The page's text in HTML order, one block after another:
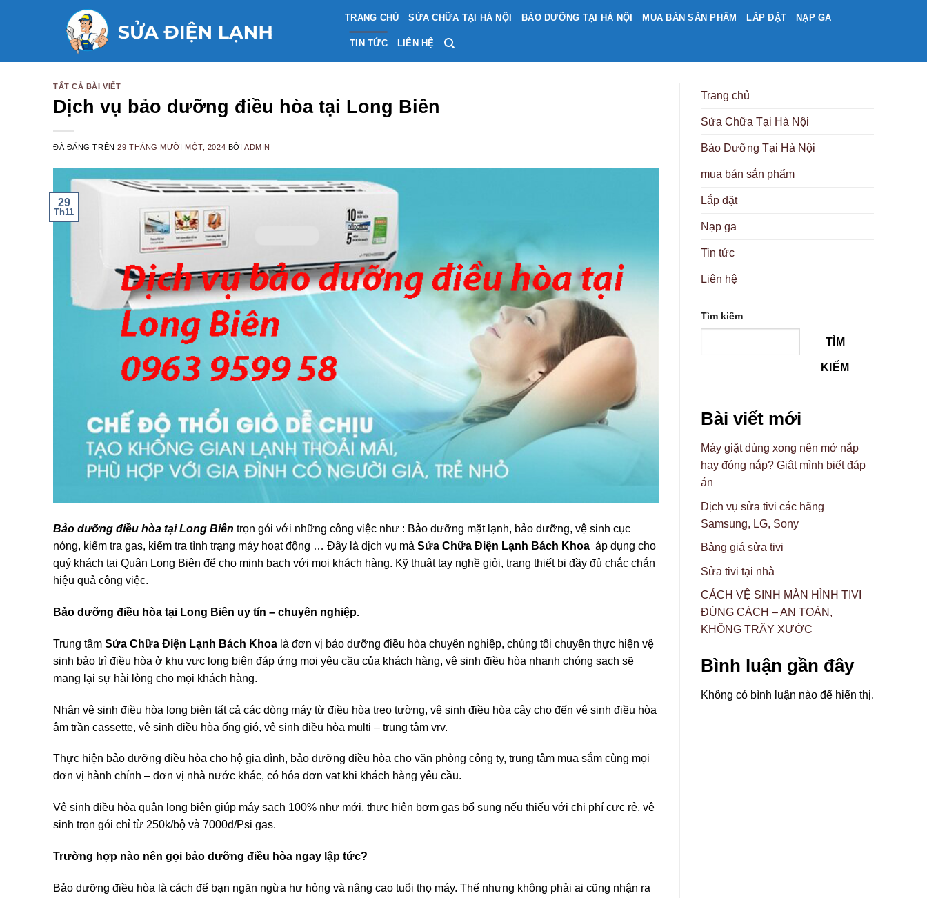
dung
TRANG CHỦ SỬA CHỮA TẠI HÀ NỘI BẢO DƯỠNG TẠI HÀ NỘI MUA BÁN SẲN PHẨM LẮP ĐẶT NẠP GA
TIN TỨC LIÊN HỆ
TẤT CẢ BÀI VIẾT
Dịch vụ bảo dưỡng điều hòa tại Long Biên
ĐÃ ĐĂNG TRÊN29 THÁNG MƯỜI MỘT, 2024 BỞI ADMIN
29
Th11
Bảo dưỡng điều hòa tại Long Biên trọn gói với những công việc như : Bảo dưỡng mặt lạnh, bảo dưỡng, vệ sinh cục
nóng, kiểm tra gas, kiểm tra tình trạng máy hoạt động … Đây là dịch vụ mà Sửa Chữa Điện Lạnh Bách Khoa áp dụng cho
quý khách tại Quận Long Biên để cho minh bạch với mọi khách hàng. Kỹ thuật tay nghề giỏi, trang thiết bị đầy đủ chắc chắn
hiệu quả công việc.
Bảo dưỡng điều hòa tại Long Biên uy tín – chuyên nghiệp.
Trung tâm Sửa Chữa Điện Lạnh Bách Khoa là đơn vị bảo dưỡng điều hòa chuyên nghiệp, chúng tôi chuyên thực hiện vệ
sinh bảo trì điều hòa ở khu vực long biên đáp ứng mọi yêu cầu của khách hàng, vệ sinh điều hòa nhanh chóng sạch sẽ
mang lại sự hài lòng cho mọi khách hàng.
Nhận vệ sinh điều hòa long biên tất cả các dòng máy từ điều hòa treo tường, vệ sinh điều hòa cây cho đến vệ sinh điều hòa
âm trần cassette, vệ sinh điều hòa ống gió, vệ sinh điều hòa multi – trung tâm vrv.
Thực hiện bảo dưỡng điều hòa cho hộ gia đình, bảo dưỡng điều hòa cho văn phòng công ty, trung tâm mua sắm cùng mọi
đơn vị hành chính – đơn vị nhà nước khác, có hóa đơn vat khi khách hàng yêu cầu.
Vệ sinh điều hòa quận long biên giúp máy sạch 100% như mới, thực hiện bơm gas bổ sung nếu thiếu với chi phí cực rẻ, vệ
sinh trọn gói chỉ từ 250k/bộ và 7000đ/Psi gas.
Trường hợp nào nên gọi bảo dưỡng điều hòa ngay lập tức?
Bảo dưỡng điều hòa là cách để bạn ngăn ngừa hư hỏng và nâng cao tuổi thọ máy. Thế nhưng không phải ai cũng nhận ra
Trang chủ
Sửa Chữa Tại Hà Nội
Bảo Dưỡng Tại Hà Nội
mua bán sẳn phẩm
Lắp đặt
Nạp ga
Tin tức
Liên hệ
Tìm kiếm
TÌM
KIẾM
Bài viết mới
Máy giặt dùng xong nên mở nắp
hay đóng nắp? Giật mình biết đáp
án
Dịch vụ sửa tivi các hãng
Samsung, LG, Sony
Bảng giá sửa tivi
Sửa tivi tại nhà
CÁCH VỆ SINH MÀN HÌNH TIVI
ĐÚNG CÁCH – AN TOÀN,
KHÔNG TRẦY XƯỚC
Bình luận gần đây
Không có bình luận nào để hiển thị.